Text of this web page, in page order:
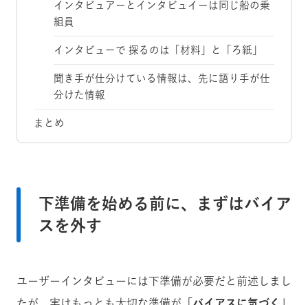
インタビュアーとインタビュイーは同じ船の乗
組員
インタビューで 探るのは「材料」と「ろ紙」
聞き手が仕分けている情報は、先に語り手が仕
分けた情報
まとめ
下準備を始める前に、まずはバイア
スを外す
ユーザーインタビューには下準備が必要だと前述しまし